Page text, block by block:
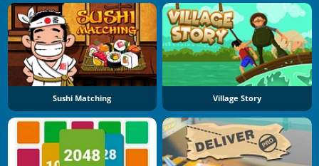
Sushi Matching Village Story